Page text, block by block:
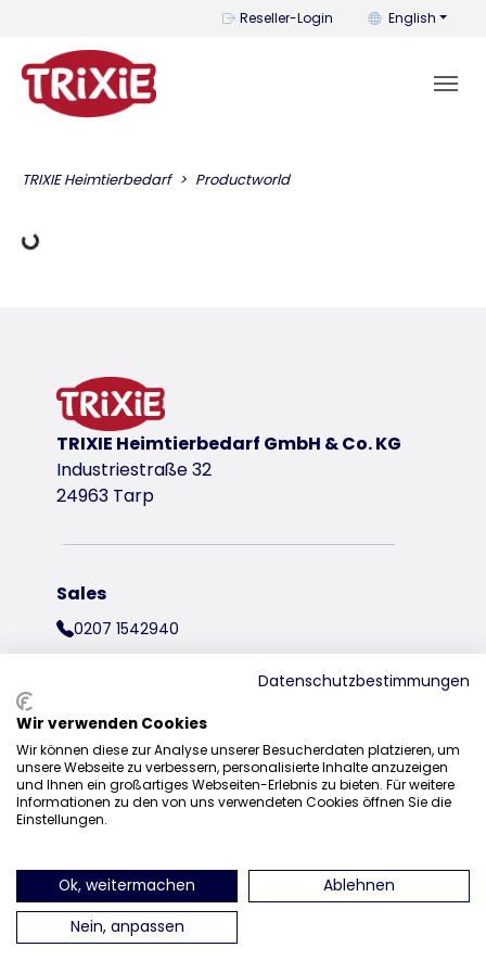
Reseller-Login You can
English
TRIXIE Heimtierbedarf Productworld
Loading Data
TRIXIE Heimtierbedarf GmbH & Co. KG
Industriestraße 32
24963 Tarp
Sales
0207 1542940
find us on Instagram
find us on Facebook
find us on Pinterest
find us on
Datenschutzbestimmungen
Wir verwenden Cookies
Wir können diese zur Analyse unserer Besucherdaten platzieren, um
unsere Webseite zu verbessern, personalisierte Inhalte anzuzeigen
und Ihnen ein großartiges Webseiten-Erlebnis zu bieten. Für weitere
Informationen zu den von uns verwendeten Cookies öffnen Sie die
Einstellungen.
Ok, weitermachen
Ablehnen
Nein, anpassen